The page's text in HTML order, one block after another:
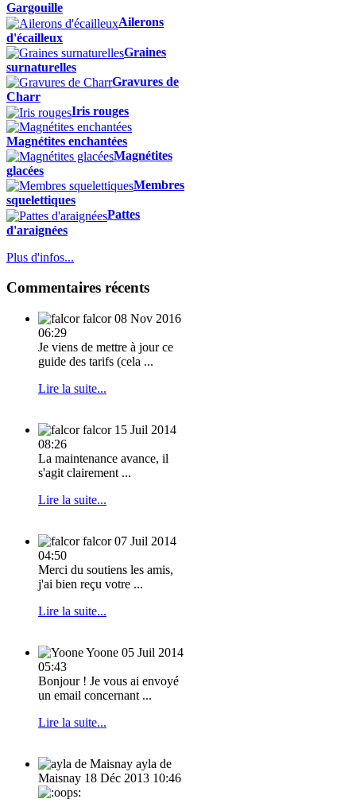
Gargouille
Ailerons
d'écailleux
Graines
surnaturelles
Gravures de
Charr
Iris rouges
Magnétites enchantées
Magnétites
glacées
Membres
squelettiques
Pattes
d'araignées
Plus d'infos...
Commentaires récents
falcor 08 Nov 2016
06:29
Je viens de mettre à jour ce
guide des tarifs (cela ...
Lire la suite...
falcor 15 Juil 2014
08:26
La maintenance avance, il
s'agit clairement ...
Lire la suite...
falcor 07 Juil 2014
04:50
Merci du soutiens les amis,
j'ai bien reçu votre ...
Lire la suite...
Yoone 05 Juil 2014
05:43
Bonjour ! Je vous ai envoyé
un email concernant ...
Lire la suite...
ayla de
Maisnay 18 Déc 2013 10:46